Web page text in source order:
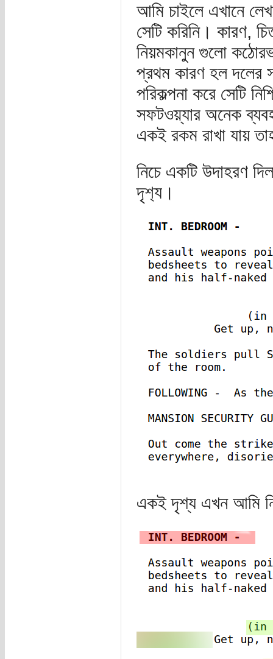
আমি চাইলে এখানে
সেটি করিনি। কারণ,
নিয়মকানুন গুলো
প্রথম কারণ হল দলের
পরিকল্পনা করে সেটি
সফটওয়্যার অনেক
একই রকম রাখা যায়
নিচে একটি উদাহরণ
দৃশ‌্য।
একই দৃশ্য এখন আমি